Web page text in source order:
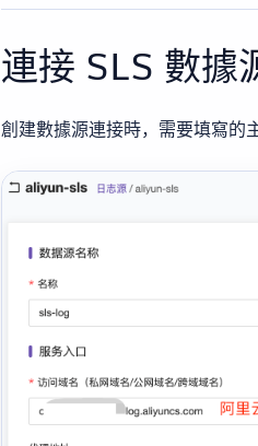
連接 SLS 數據
創建數據源連接時，需要填寫的